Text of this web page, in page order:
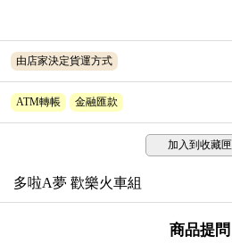
由店家決定貨運方式
ATM轉帳 金融匯款
加入到收藏匣
多啦A夢 歡樂火車組
商品提問